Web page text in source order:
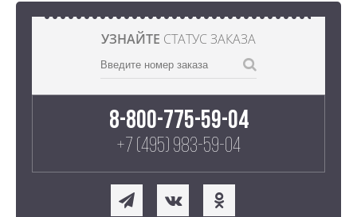
УЗНАЙТЕ СТАТУС ЗАКАЗА
8-800-775-59-04
+7 (495) 983-59-04